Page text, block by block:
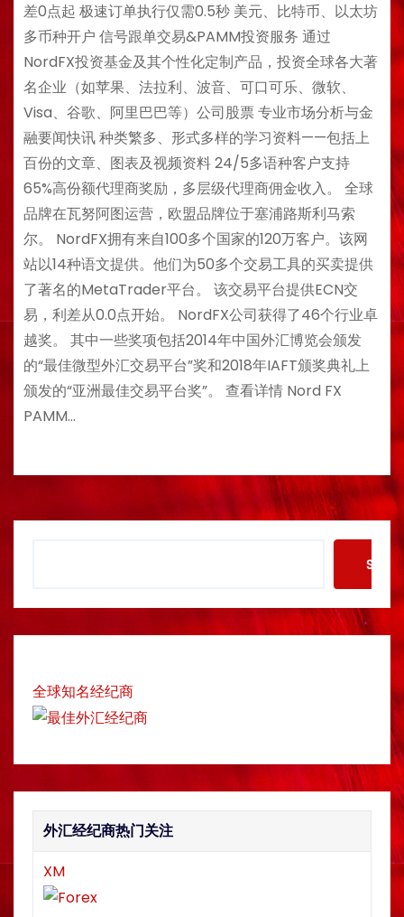
差0点起 极速订单执行仅需0.5秒 美元、比特币、以太坊
多币种开户 信号跟单交易&PAMM投资服务 通过
NordFX投资基金及其个性化定制产品，投资全球各大著
名企业（如苹果、法拉利、波音、可口可乐、微软、
Visa、谷歌、阿里巴巴等）公司股票 专业市场分析与金
融要闻快讯 种类繁多、形式多样的学习资料——包括上
百份的文章、图表及视频资料 24/5多语种客户支持
65%高份额代理商奖励，多层级代理商佣金收入。 全球
品牌在瓦努阿图运营，欧盟品牌位于塞浦路斯利马索
尔。 NordFX拥有来自100多个国家的120万客户。该网
站以14种语文提供。他们为50多个交易工具的买卖提供
了著名的MetaTrader平台。 该交易平台提供ECN交
易，利差从0.0点开始。 NordFX公司获得了46个行业卓
越奖。 其中一些奖项包括2014年中国外汇博览会颁发
的“最佳微型外汇交易平台”奖和2018年IAFT颁奖典礼上
颁发的“亚洲最佳交易平台奖”。 查看详情 Nord FX
PAMM…
c
全球知名经纪商
外汇经纪商热门关注
XM